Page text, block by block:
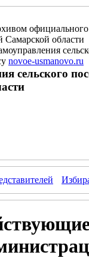
области
novoe-usmanovo.ru
сельского